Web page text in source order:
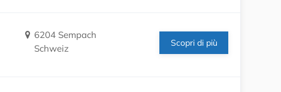
6204 Sempach
Schweiz
Scopri di più